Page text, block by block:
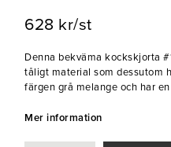
628 kr/st
Denna bekväma kockskjorta
tåligt material som dessutom
färgen grå melange och har
Unisex”-modell vilket gör att
Mer information